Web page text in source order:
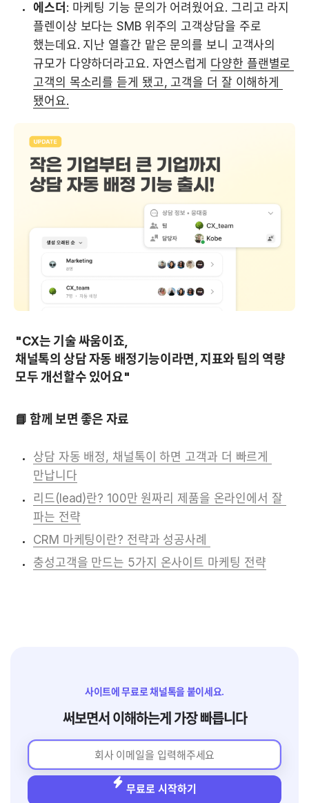
에스더 : 마케팅 기능 문의가 어려웠어요. 그리고 라지
플렌이상 보다는 SMB 위주의 고객상담을 주로
했는데요. 지난 열흘간 맡은 문의를 보니 고객사의
규모가 다양하더라고요. 자연스럽게 다양한 플랜별로
고객의 목소리를 듣게 됐고, 고객을 더 잘 이해하게
됐어요.
"CX는 기술 싸움이죠,
채널톡의 상담 자동 배정기능이라면, 지표와 팀의 역량
모두 개선할수 있어요"
📘 함께 보면 좋은 자료
상담 자동 배정, 채널톡이 하면 고객과 더 빠르게
만납니다
리드(lead)란? 100만 원짜리 제품을 온라인에서 잘
파는 전략
CRM 마케팅이란? 전략과 성공사례
충성고객을 만드는 5가지 온사이트 마케팅 전략
사이트에 무료로 채널톡을 붙이세요.
써보면서 이해하는게 가장 빠릅니다
무료로 시작하기